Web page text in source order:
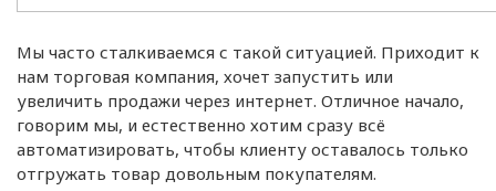
Мы часто сталкиваемся с такой ситуацией. Приходит к
нам торговая компания, хочет запустить или
увеличить продажи через интернет. Отличное начало,
говорим мы, и естественно хотим сразу всё
автоматизировать, чтобы клиенту оставалось только
отгружать товар довольным покупателям.